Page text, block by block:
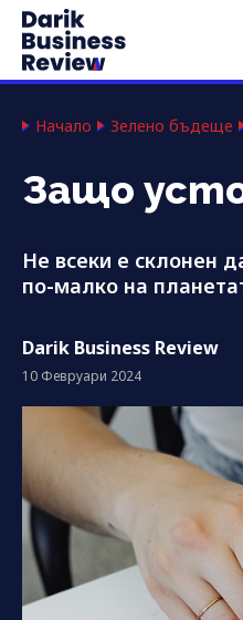
Начало Зелено бъдеще
Защо
Не всеки е склонен
по-малко на
Darik Business Review
10 Февруари 2024